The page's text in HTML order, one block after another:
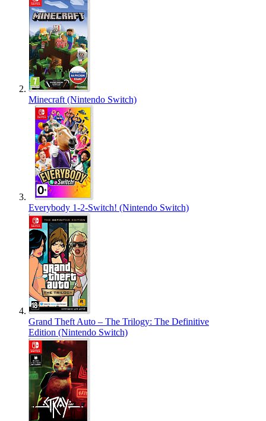
Minecraft (Nintendo Switch)
Everybody 1-2-Switch! (Nintendo Switch)
Grand Theft Auto – The Trilogy: The Definitive
Edition (Nintendo Switch)